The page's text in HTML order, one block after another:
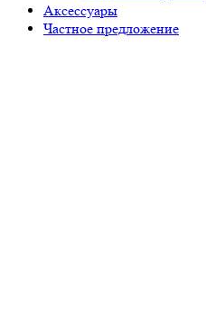
Аксессуары
Частное предложение